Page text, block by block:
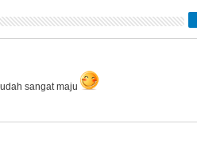
sangat maju